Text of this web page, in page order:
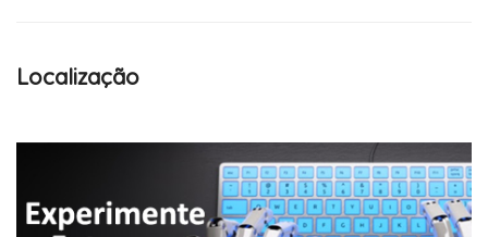
Localização